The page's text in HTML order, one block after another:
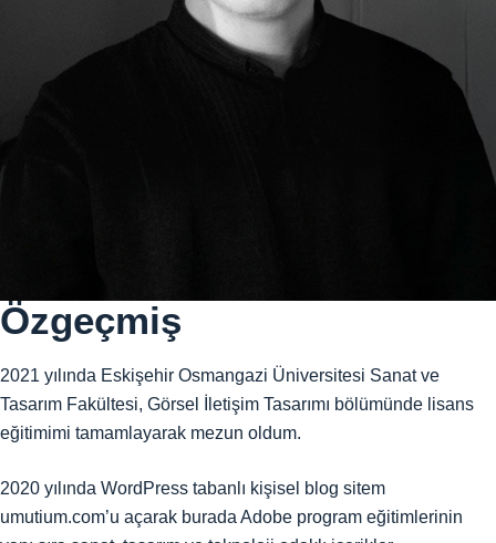
Özgeçmiş
2021 yılında Eskişehir Osmangazi Üniversitesi Sanat ve
Tasarım Fakültesi, Görsel İletişim Tasarımı bölümünde lisans
eğitimimi tamamlayarak mezun oldum.
2020 yılında WordPress tabanlı kişisel blog sitem
umutium.com’u açarak burada Adobe program eğitimlerinin